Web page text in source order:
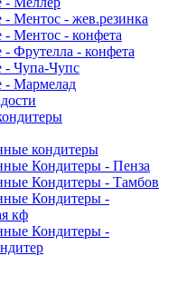
Ментос - жев.резинка
Ментос - конфета
Фрутелла - конфета
- Чупа-Чупс
- Мармелад
кондитеры
Кондитеры - Пенза
Кондитеры - Тамбов
Кондитеры -
кф
Кондитеры -